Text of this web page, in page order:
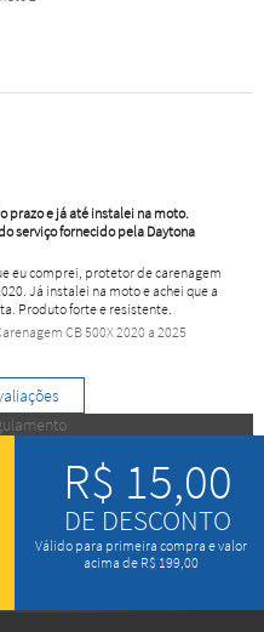
prazo e já até instalei na moto.
serviço fornecido pela Daytona
eu comprei, protetor de carenagem
Já instalei na moto e achei que a
Produto forte e resistente.
CB 500X 2020 a 2025
R$ 15,00
DE DESCONTO
Válido para primeira compra e valor
acima de R$ 199,00